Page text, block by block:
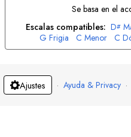
Se basa en el
Escalas compatibles: D#
G Frigia C Menor C
Ajustes · Ayuda & Privacy ·